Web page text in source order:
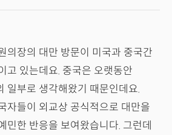
의장의 대만 방문이 미국과 중국간
고 있는데요. 중국은 오랫동안
일부로 생각해왔기 때문인데요.
자들이 외교상 공식적으로 대만을
민한 반응을 보여왔습니다. 그런데